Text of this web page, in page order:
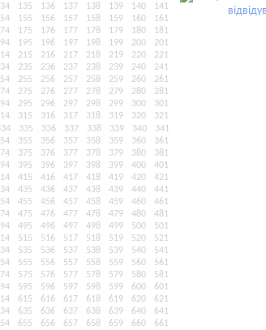
135 136 137 138 139 140
141
155 156 157 158 159 160
161
175 176 177 178 179 180
181
195 196 197 198 199 200
201
215 216 217 218 219 220
221
235 236 237 238 239 240
241
255 256 257 258 259 260
261
275 276 277 278 279 280
281
295 296 297 298 299 300
301
315 316 317 318 319 320
321
335 336 337 338 339 340
341
355 356 357 358 359 360
361
375 376 377 378 379 380
381
395 396 397 398 399 400
401
415 416 417 418 419 420
421
435 436 437 438 439 440
441
455 456 457 458 459 460
461
475 476 477 478 479 480
481
495 496 497 498 499 500
501
515 516 517 518 519 520
521
535 536 537 538 539 540
541
555 556 557 558 559 560
561
575 576 577 578 579 580
581
595 596 597 598 599 600
601
615 616 617 618 619 620
621
635 636 637 638 639 640
641
655 656 657 658 659 660 661